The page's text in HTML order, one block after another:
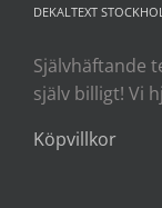
DEKALTEXT
Självhäftande
själv billigt! Vi
Köpvillkor